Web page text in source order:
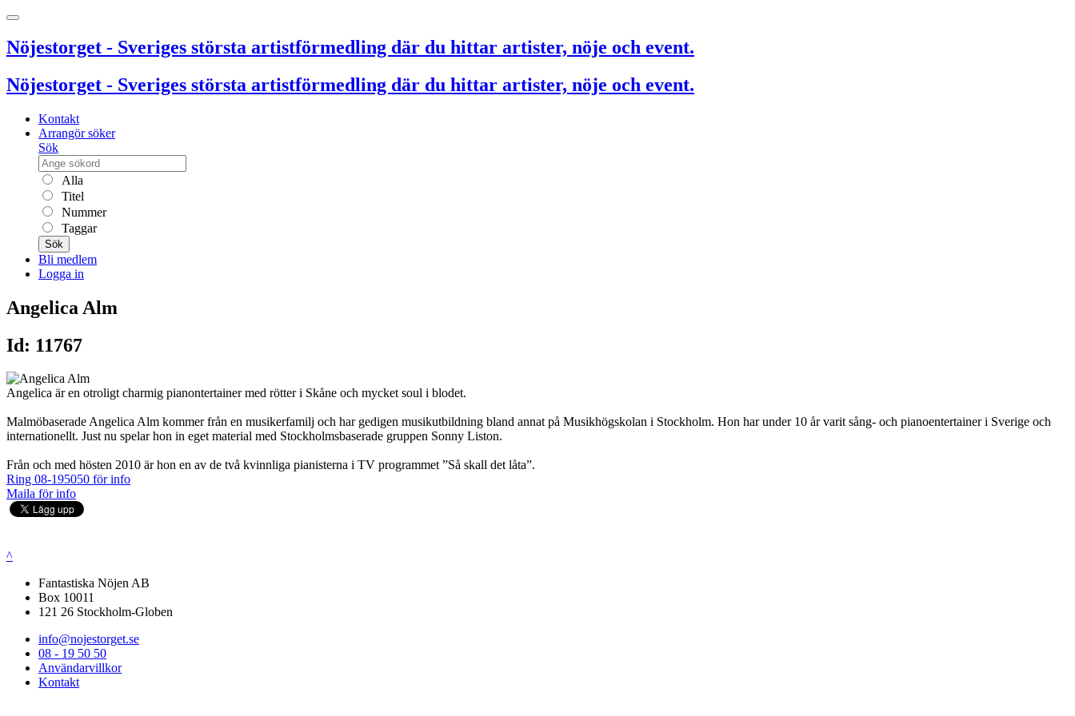
Nöjestorget - Sveriges största artistförmedling där du hittar artister, nöje och event.
Nöjestorget - Sveriges största artistförmedling där du hittar artister, nöje och event.
Kontakt
Arrangör söker
Sök
Alla
Titel
Nummer
Taggar
Sök
Bli medlem
Logga in
Angelica Alm
Id: 11767
Angelica är en otroligt charmig pianontertainer med rötter i Skåne och mycket soul i blodet.
Malmöbaserade Angelica Alm kommer från en musikerfamilj och har gedigen musikutbildning bland annat på Musikhögskolan i Stockholm. Hon har under 10 år varit sång- och pianoentertainer i Sverige och
internationellt. Just nu spelar hon in eget material med Stockholmsbaserade gruppen Sonny Liston.
Från och med hösten 2010 är hon en av de två kvinnliga pianisterna i TV programmet ”Så skall det låta”.
Ring 08-195050 för info
Maila för info
^
Fantastiska Nöjen AB
Box 10011
121 26 Stockholm-Globen
info@nojestorget.se
08 - 19 50 50
Användarvillkor
Kontakt